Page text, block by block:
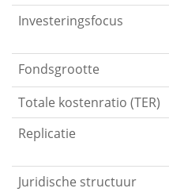
Investeringsfocus
Fondsgrootte
Totale kostenratio (TER)
Replicatie
Juridische structuur